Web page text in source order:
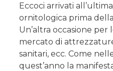
Eccoci arrivati
ornitologica prima
Un’altra occasione per
mercato di
sanitari, ecc. Come
quest’anno la